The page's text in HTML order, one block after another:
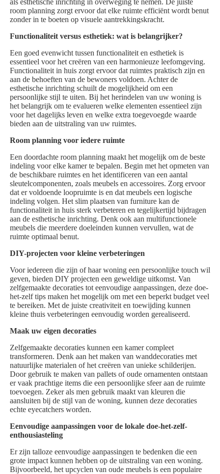
als esthetische inrichting in overweging te nemen. De juiste
room planning zorgt ervoor dat elke ruimte efficiënt wordt benut
zonder in te boeten op visuele aantrekkingskracht.
Functionaliteit versus esthetiek: wat is belangrijker?
Een goed evenwicht tussen functionaliteit en esthetiek is
essentieel voor het creëren van een harmonieuze leefomgeving.
Functionaliteit in huis zorgt ervoor dat ruimtes praktisch zijn en
aan de behoeften van de bewoners voldoen. Achter de
esthetische inrichting schuilt de mogelijkheid om een
persoonlijke stijl te uiten. Bij het herindelen van uw woning is
het belangrijk om te evalueren welke elementen essentieel zijn
voor het dagelijks leven en welke extra toegevoegde waarde
bieden aan de uitstraling van uw ruimtes.
Room planning voor iedere ruimte
Een doordachte room planning maakt het mogelijk om de beste
indeling voor elke kamer te bepalen. Begin met het opmeten van
de beschikbare ruimtes en het identificeren van een aantal
sleutelcomponenten, zoals meubels en accessoires. Zorg ervoor
dat er voldoende loopruimte is en dat meubels een logische
indeling volgen. Het slim plaatsen van furniture kan de
functionaliteit in huis sterk verbeteren en tegelijkertijd bijdragen
aan de esthetische inrichting. Denk ook aan multifunctionele
meubels die meerdere doeleinden kunnen vervullen, wat de
ruimte optimaal benut.
DIY-projecten voor kleine verbeteringen
Voor iedereen die zijn of haar woning een persoonlijke touch wil
geven, bieden DIY projecten een geweldige uitkomst. Van
zelfgemaakte decoraties tot eenvoudige aanpassingen, deze doe-
het-zelf tips maken het mogelijk om met een beperkt budget veel
te bereiken. Met de juiste creativiteit en toewijding kunnen
kleine thuis verbeteringen eenvoudig worden gerealiseerd.
Maak uw eigen decoraties
Zelfgemaakte decoraties kunnen een kamer compleet
transformeren. Denk aan het maken van wanddecoraties met
natuurlijke materialen of het creëren van unieke schilderijen.
Door gebruik te maken van pallets of oude ornamenten ontstaan
er vaak prachtige items die een persoonlijke sfeer aan de ruimte
toevoegen. Zeker als men gebruik maakt van kleuren die
aansluiten bij de stijl van de woning, kunnen deze decoraties
echte eyecatchers worden.
Eenvoudige aanpassingen voor de lokale doe-het-zelf-
enthousiasteling
Er zijn talloze eenvoudige aanpassingen te bedenken die een
grote impact kunnen hebben op de uitstraling van een woning.
Bijvoorbeeld, het upcyclen van oude meubels is een populaire